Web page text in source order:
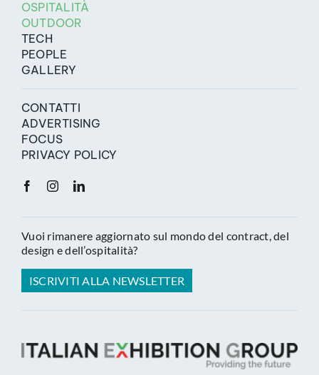
OSPITALITÀ
OUTDOOR
TECH
PEOPLE
GALLERY
CONTATTI
ADVERTISING
FOCUS
PRIVACY POLICY
Vuoi rimanere aggiornato sul mondo del contract, del
design e dell’ospitalità?
ISCRIVITI ALLA NEWSLETTER